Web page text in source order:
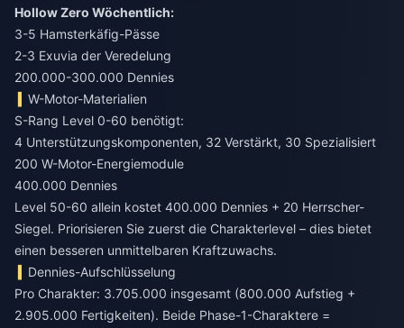
Hollow Zero Wöchentlich:
3-5 Hamsterkäfig-Pässe
2-3 Exuvia der Veredelung
200.000-300.000 Dennies
W-Motor-Materialien
S-Rang Level 0-60 benötigt:
4 Unterstützungskomponenten, 32 Verstärkt, 30 Spezialisiert
200 W-Motor-Energiemodule
400.000 Dennies
Level 50-60 allein kostet 400.000 Dennies + 20 Herrscher-
Siegel. Priorisieren Sie zuerst die Charakterlevel – dies bietet
einen besseren unmittelbaren Kraftzuwachs.
Dennies-Aufschlüsselung
Pro Charakter: 3.705.000 insgesamt (800.000 Aufstieg +
2.905.000 Fertigkeiten). Beide Phase-1-Charaktere =